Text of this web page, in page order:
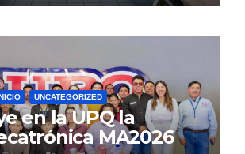
UNCATEGORIZED
en la UPQ la
MA2026